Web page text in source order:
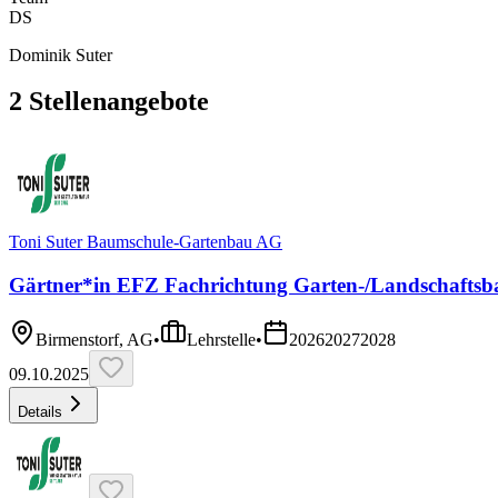
DS
Dominik Suter
2 Stellenangebote
Toni Suter Baumschule-Gartenbau AG
Gärtner*in EFZ Fachrichtung Garten-/
Birmenstorf, AG• Lehrstelle• 202620272028
09.10.2025
Details